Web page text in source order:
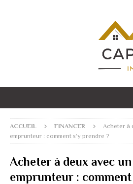
ACCUEIL FINANCER
Acheter à
emprunteur : comment s’y prendre ?
Acheter à deux avec
emprunteur : comment